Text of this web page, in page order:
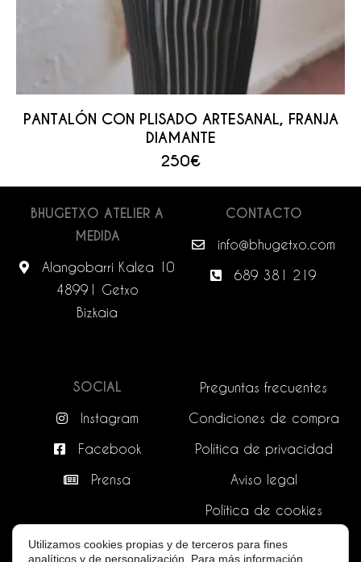
PANTALÓN CON PLISADO ARTESANAL, FRANJA
DIAMANTE
250€
BHUGETXO ATELIER A
MEDIDA
Alangobarri Kalea 10
48991 Getxo
Bizkaia
CONTACTO
info@bhugetxo.com
689 381 219
SOCIAL
Instagram
Facebook
Prensa
Preguntas frecuentes
Condiciones de compra
Política de privacidad
Aviso legal
Política de cookies
Utilizamos cookies propias y de terceros para fines
analíticos y de personalización. Para más información